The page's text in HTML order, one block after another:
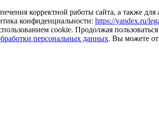
корректной работы сайта, а также для
конфиденциальности: https://yandex.ru/
cookie. Продолжая
персональных данных. Вы можете